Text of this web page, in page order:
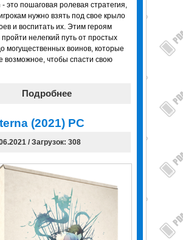
это пошаговая ролевая стратегия,
нужно взять под свое крыло
и воспитать их. Этим героям
нелегкий путь от простых
могущественных воинов, которые
возможное, чтобы спасти свою
Подробнее
(2021) PC
/ Загрузок: 308